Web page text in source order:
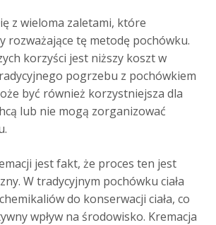
z wieloma zaletami, które
rozważające tę metodę pochówku.
korzyści jest niższy koszt w
pogrzebu z pochówkiem
być również korzystniejsza dla
lub nie mogą zorganizować
jest fakt, że proces ten jest
W tradycyjnym pochówku ciała
do konserwacji ciała, co
wpływ na środowisko. Kremacja